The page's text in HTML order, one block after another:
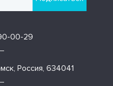
00-29
Россия, 634041